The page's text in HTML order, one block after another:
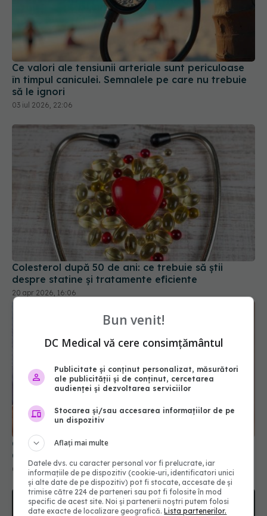
Ce valori ale tensiunii arteriale sunt periculoase
în timpul caniculei. Semnalele pe care nu trebuie
să le ignori
Colesterol după 50 de ani: ce trebuie să știi
despre statine și tratamente eficiente
20 apr 2026, 16:06
Cele 4 semne care anunță o urgență cardiacă.
Când trebuie să suni imediat la 112
08 apr 2026, 21:01
Bun venit!
DC Medical vă cere consimțământul
Publicitate și conținut personalizat, măsurători
ale publicității și de conținut, cercetarea
audienței și dezvoltarea serviciilor
Stocarea și/sau accesarea informațiilor de pe
un dispozitiv
Aflați mai multe
Datele dvs. cu caracter personal vor fi prelucrate, iar
informațiile de pe dispozitiv (cookie-uri, identificatori unici
și alte date de pe dispozitiv) pot fi stocate, accesate de și
trimise către 224 de parteneri sau pot fi folosite în mod
specific de acest site. Noi și partenerii noștri putem folosi
date exacte de localizare geografică.Lista partenerilor.